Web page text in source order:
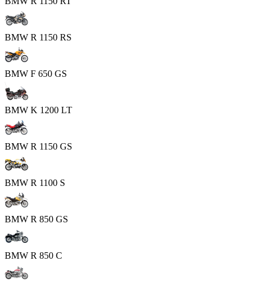
BMW R 1150 RS
BMW F 650 GS
BMW K 1200 LT
BMW R 1150 GS
BMW R 1100 S
BMW R 850 GS
BMW R 850 C